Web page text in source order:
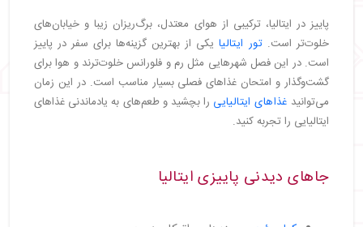
پاییز در ایتالیا، ترکیبی از هوای معتدل، برگ‌ریزان زیبا و خیابان‌های
خلوت‌تر است. تور ایتالیا یکی از بهترین گزینه‌ها برای سفر در پاییز
است. در این فصل شهرهایی مثل رم و فلورانس خلوت‌ترند و هوا برای
گشت‌وگذار و امتحان غذاهای فصلی بسیار مناسب است. در این زمان
می‌توانید غذاهای ایتالیایی را بچشید و طعم‌های به یادماندنی غذاهای
ایتالیایی را تجربه کنید.
جاهای دیدنی پاییزی ایتالیا